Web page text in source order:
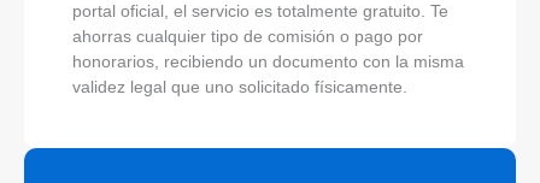
portal oficial, el servicio es totalmente gratuito. Te
ahorras cualquier tipo de comisión o pago por
honorarios, recibiendo un documento con la misma
validez legal que uno solicitado físicamente.